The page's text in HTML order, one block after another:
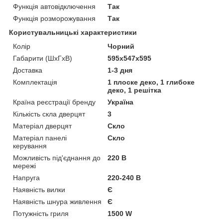
Функція автовідключення
Так
Функція розморожування
Так
Користувальницькі характеристики
Колір
Чорний
Габарити (ШхГхВ)
595x547x595
Доставка
1-3 дня
Комплектація
1 плоске деко, 1 глибоке
деко, 1 решітка
Країна реєстрації бренду
Україна
Кількість скла дверцят
3
Матеріал дверцят
Скло
Матеріал панелі
керування
Скло
Можливість під'єднання до
мережі
220 В
Напруга
220-240 В
Наявність вилки
Є
Наявність шнура живлення
Є
Потужність гриля
1500 W